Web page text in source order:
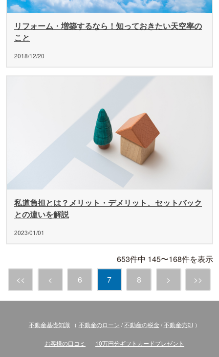
リフォーム・増築するなら！知っておきたい天空率の
こと
2018/12/20
私道負担とは？メリット・デメリット、セットバック
との違いを解説
2023/01/01
653件中 145〜168件を表示
<<
< 6 7 8 > >>
不動産基礎知識 （ 不動産のローン /不動産の税金 /不動産売却 ）
お客様の口コミ 10万円分ギフトカードプレゼント